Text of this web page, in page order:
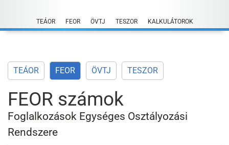
content
TEÁOR FEOR ÖVTJ TESZOR KALKULÁTOROK
TEÁOR FEOR ÖVTJ TESZOR
FEOR számok
Foglalkozások Egységes Osztályozási
Rendszere